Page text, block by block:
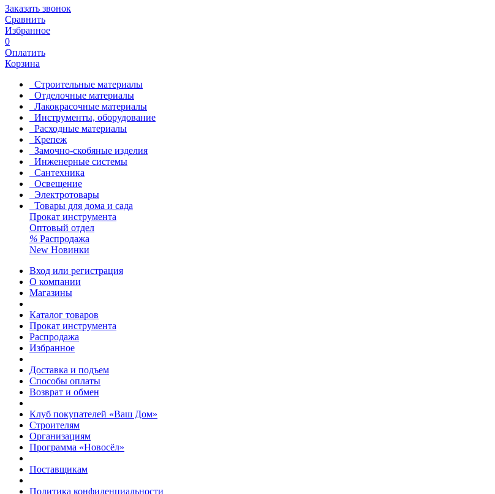
Заказать звонок
Сравнить
Избранное
0
Оплатить
Корзина
Строительные материалы
Отделочные материалы
Лакокрасочные материалы
Инструменты, оборудование
Расходные материалы
Крепеж
Замочно-скобяные изделия
Инженерные системы
Сантехника
Освещение
Электротовары
Товары для дома и сада
Прокат инструмента
Оптовый отдел
% Распродажа
New Новинки
Вход или регистрация
О компании
Магазины
Каталог товаров
Прокат инструмента
Распродажа
Избранное
Доставка и подъем
Способы оплаты
Возврат и обмен
Клуб покупателей «Ваш Дом»
Строителям
Организациям
Программа «Новосёл»
Поставщикам
Политика конфиденциальности